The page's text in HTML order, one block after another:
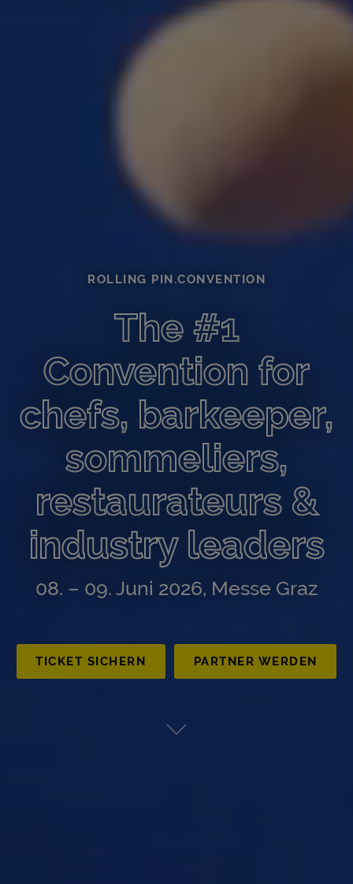
ROLLING PIN.CONVENTION
The #1
Convention for
chefs, barkeeper,
sommeliers,
restaurateurs &
industry leaders
08. – 09. Juni 2026, Messe Graz
TICKET SICHERN PARTNER WERDEN